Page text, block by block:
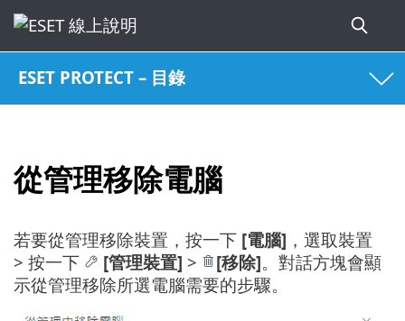
ESET PROTECT – 目錄
從管理移除電腦
若要從管理移除裝置，按一下 [電腦] ，選取裝置
> 按一下
[管理裝置] > [移除]。對話方塊會顯
示從管理移除所選電腦需要的步驟。